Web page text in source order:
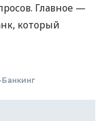
Главное —
который